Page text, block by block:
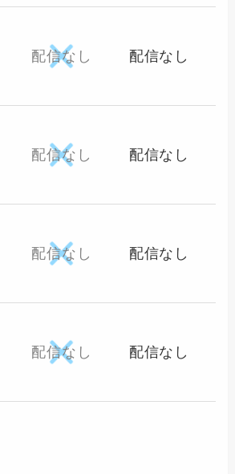
配信なし 配信なし
配信なし 配信なし
配信なし 配信なし
配信なし 配信なし